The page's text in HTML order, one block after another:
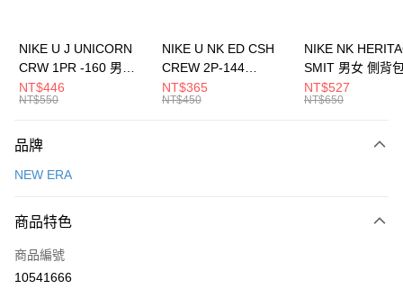
元大商業銀行
台灣樂天信用卡公司
全盈+PAY
AFTEE先享後付
【關於「AFTEE先享後付」】
便利好安心！
３．安心：先確認商品／服務後，再付款。
【「AFTEE先享後付」結帳流程】
１．於結帳方式選擇「AFTEE先享後付」後，將跳轉至「AFTEE先享後付」
運送方式
每筆NT$100，滿NT$1,500(含以上)免運費
宅配
每筆NT$100，滿NT$1,500(含以上)免運費
NIKE U J UNICORN
CRW 1PR -160 男女
中統襪 FZ3393100
NT$446
NT$550
NIKE U NK ED CSH
CREW 2P-144
EMBRDY 男女 短統襪
FZ3073133
NT$365
NT$450
NIKE NK
SMIT 男女 側背
BA5871010
NT$527
NT$650
品牌
NEW ERA
商品特色
商品編號
10541666